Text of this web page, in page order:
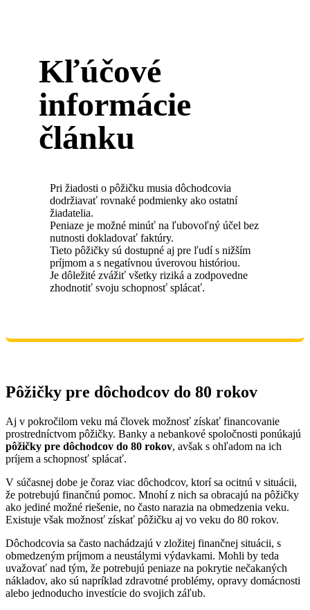
Kľúčové
informácie
článku
Pri žiadosti o pôžičku musia dôchodcovia
dodržiavať rovnaké podmienky ako ostatní
žiadatelia.
Peniaze je možné minúť na ľubovoľný účel bez
nutnosti dokladovať faktúry.
Tieto pôžičky sú dostupné aj pre ľudí s nižším
príjmom a s negatívnou úverovou históriou.
Je dôležité zvážiť všetky riziká a zodpovedne
zhodnotiť svoju schopnosť splácať.
Pôžičky pre dôchodcov do 80 rokov
Aj v pokročilom veku má človek možnosť získať financovanie
prostredníctvom pôžičky. Banky a nebankové spoločnosti ponúkajú
pôžičky pre dôchodcov do 80 rokov, avšak s ohľadom na ich
príjem a schopnosť splácať.
V súčasnej dobe je čoraz viac dôchodcov, ktorí sa ocitnú v situácii,
že potrebujú finančnú pomoc. Mnohí z nich sa obracajú na pôžičky
ako jediné možné riešenie, no často narazia na obmedzenia veku.
Existuje však možnosť získať pôžičku aj vo veku do 80 rokov.
Dôchodcovia sa často nachádzajú v zložitej finančnej situácii, s
obmedzeným príjmom a neustálymi výdavkami. Mohli by teda
uvažovať nad tým, že potrebujú peniaze na pokrytie nečakaných
nákladov, ako sú napríklad zdravotné problémy, opravy domácnosti
alebo jednoducho investície do svojich záľub.